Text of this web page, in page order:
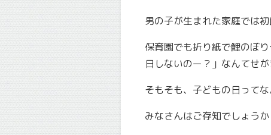
男の子が生まれた家庭では
保育園でも折り紙で鯉のぼ
日しないのー？」なんてせ
そもそも、子どもの日って
みなさんはご存知でしょうか